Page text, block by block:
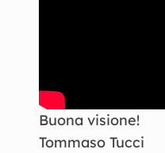
Buona visione!
Tommaso Tucci